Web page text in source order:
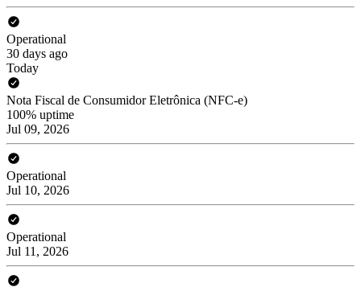
Operational
30 days ago
Today
Nota Fiscal de Consumidor Eletrônica (NFC-e)
100% uptime
Jul 09, 2026
Operational
Jul 10, 2026
Operational
Jul 11, 2026